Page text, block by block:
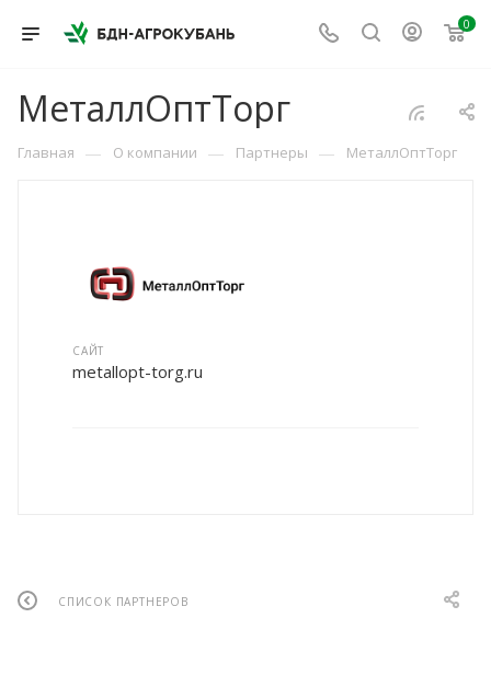
0
МеталлОптТорг
Главная — О компании — Партнеры — МеталлОптТорг
САЙТ
metallopt-torg.ru
СПИСОК ПАРТНЕРОВ